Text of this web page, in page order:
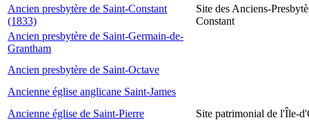
Ancien presbytère de Saint-Constant
(1833)
Site des Anciens-
Constant
Ancien presbytère de Saint-Germain-de-
Grantham
Ancien presbytère de Saint-Octave
Ancienne église anglicane Saint-James
Ancienne église de Saint-Pierre
Site patrimonial de l'Île-